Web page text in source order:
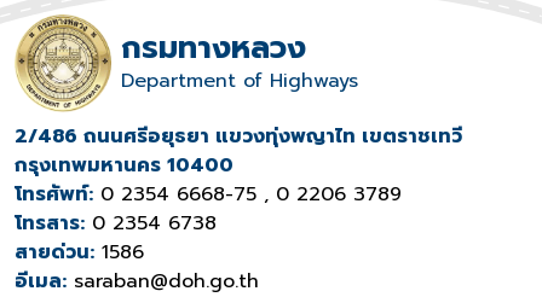
กรมทางหลวง
Department of Highways
2/486 ถนนศรีอยุธยา แขวงทุ่งพญาไท เขตราชเทวี
กรุงเทพมหานคร 10400
โทรศัพท์: 0 2354 6668-75 , 0 2206 3789
โทรสาร: 0 2354 6738
สายด่วน: 1586
อีเมล: saraban@doh.go.th